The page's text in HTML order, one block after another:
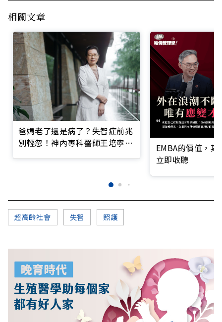
相關文章
爸媽老了還是病了？失智症前兆
別輕忽！神內專科醫師王培寧呼
EMBA的價值，
立即收聽
超高齡社會 失智 照護